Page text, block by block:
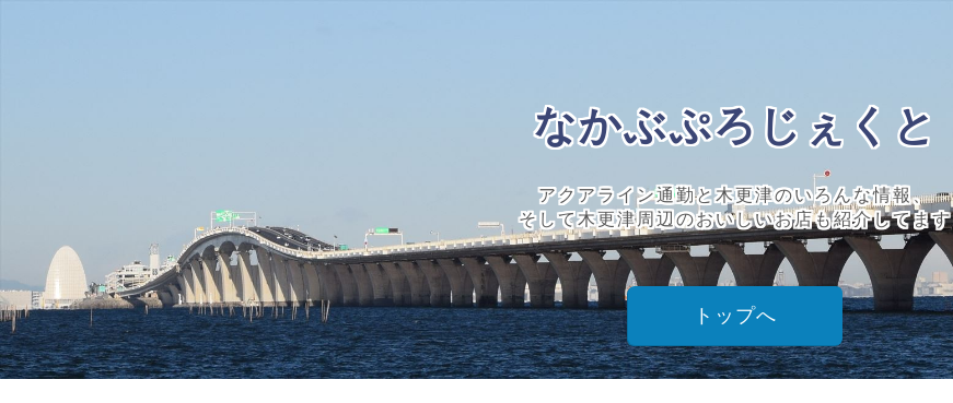
なかぶぷろじぇくと
アクアライン通勤と木更津のいろんな情報、
そして木更津周辺のおいしいお店も紹介してます
トップへ